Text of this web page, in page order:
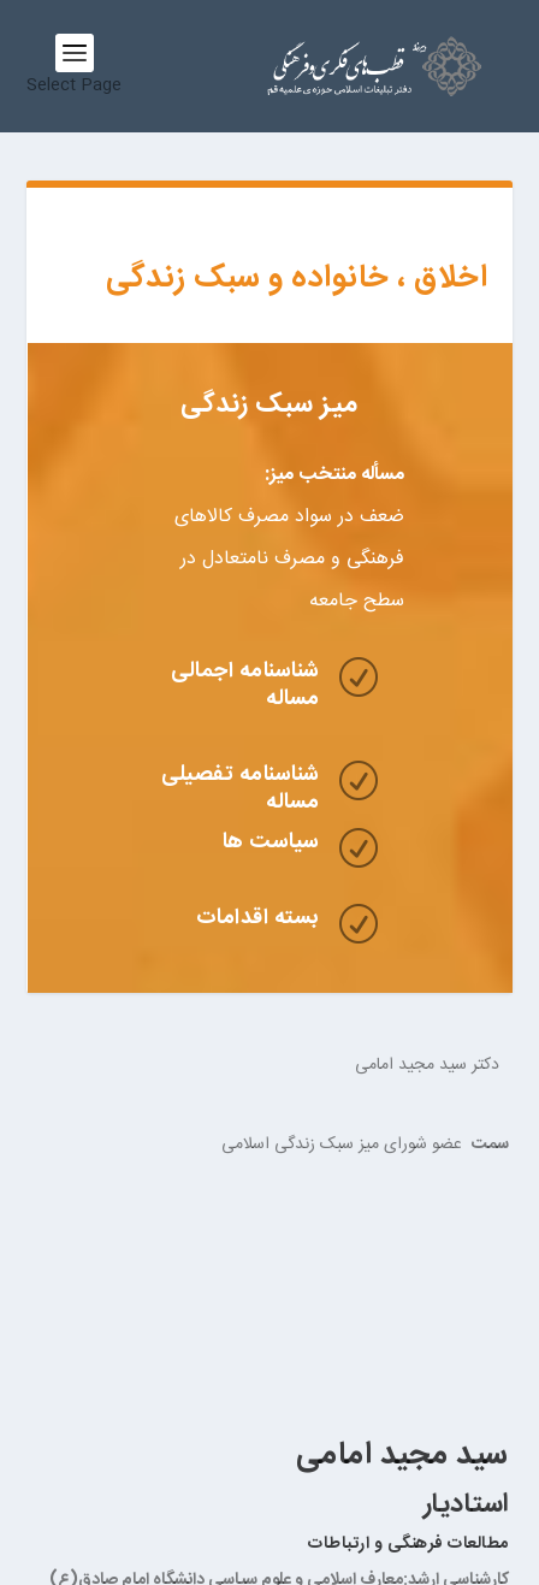
Select Page
اخلاق ، خانواده و سبک زندگی
میز سبک زندگی
مسأله منتخب میز:
ضعف در سواد مصرف کالاهای
فرهنگی و مصرف نامتعادل در
سطح جامعه
R شناسنامه اجمالی
مساله
R شناسنامه تفصیلی
مساله
R سیاست ها
R بسته اقدامات
دکتر سید مجید امامی
سمت عضو شورای میز سبک زندگی اسلامی
سید مجید امامی
استادیار
مطالعات فرهنگی و ارتباطات